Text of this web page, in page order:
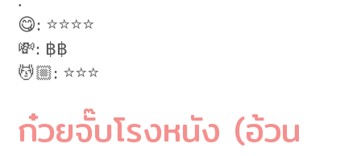
😋: ⭐️⭐️⭐️⭐️
💸: ฿฿
💆🏼: ⭐️⭐️⭐️
ก๋วยจั๊บโรงหนัง (อ้วน